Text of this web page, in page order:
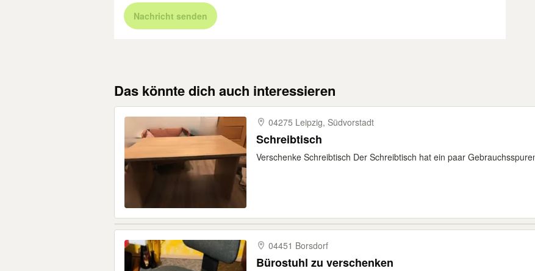
Nachricht senden
Das könnte dich auch interessieren
04275 Leipzig, Südvorstadt
Schreibtisch
Verschenke Schreibtisch Der Schreibtisch hat ein paar
04451 Borsdorf
Bürostuhl zu verschenken